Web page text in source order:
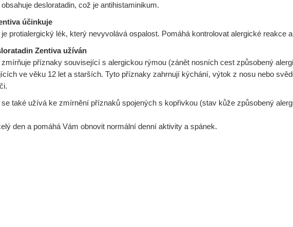
desloratadin, což je antihistaminikum.
účinkuje
protialergický lék, který nevyvolává ospalost. Pomáhá kontrolovat alergické reakce
Zentiva užíván
příznaky související s alergickou rýmou (zánět nosních cest způsobený
ve věku 12 let a starších. Tyto příznaky zahrnují kýchání, výtok z nosu nebo
také užívá ke zmírnění příznaků spojených s kopřivkou (stav kůže způsobený
den a pomáhá Vám obnovit normální denní aktivity a spánek.